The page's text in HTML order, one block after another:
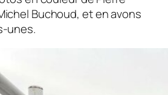
Buchoud, et en avons
unes.